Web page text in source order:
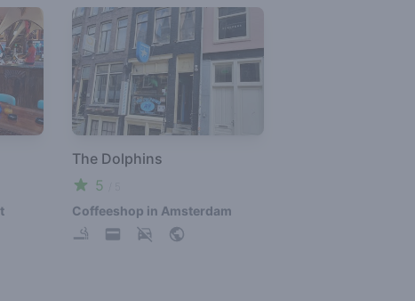
The Dolphins
5
Coffeeshop in Amsterdam